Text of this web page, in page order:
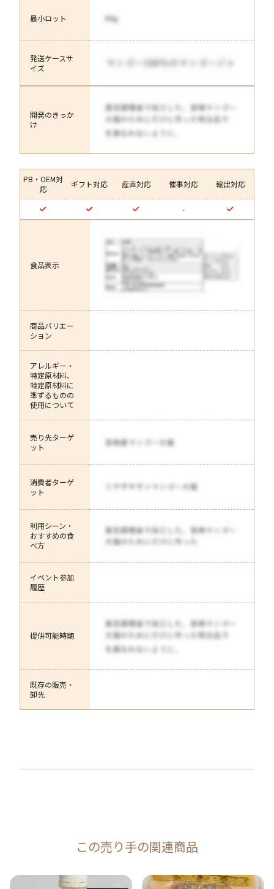
最小ロット
発送ケースサ
イズ
開発のきっか
け
PB・OEM対
応
ギフト対応 産直対応 催事対応 輸出対応
-
食品表示
商品バリエー
ション
アレルギー・
特定原材料、
特定原材料に
準ずるものの
使用について
売り先ターゲ
ット
消費者ターゲ
ット
利用シーン・
おすすめの食
べ方
イベント参加
履歴
提供可能時期
既存の販売・
卸先
この売り手の関連商品